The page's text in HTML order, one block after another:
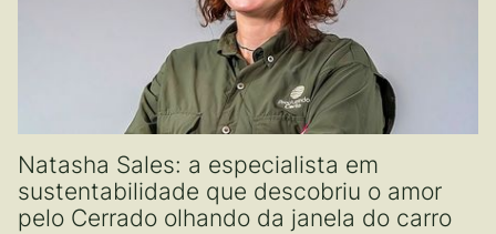
Natasha Sales: a especialista em
sustentabilidade que descobriu o amor
pelo Cerrado olhando da janela do carro